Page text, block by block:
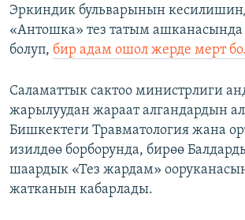
Эркиндик бульварынын
«Антошка» тез татым
болуп, бир адам ошол жерде мерт
Саламаттык сактоо министрлиги
жарылуудан жараат алгандардын
Бишкектеги Травматология жана
изилдөө борборунда, бирөө
шаардык «Тез жардам»
жатканын кабарлады.